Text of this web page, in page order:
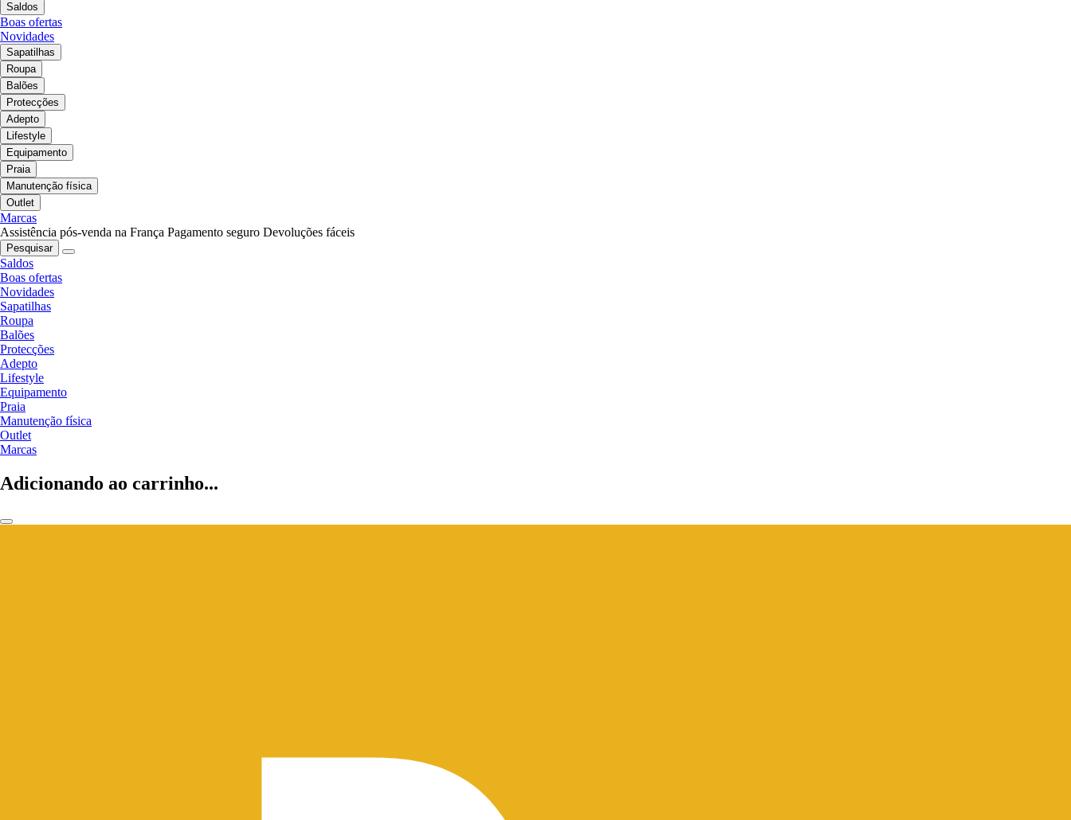
Saldos
Boas ofertas
Novidades
Sapatilhas
Roupa
Balões
Protecções
Adepto
Lifestyle
Equipamento
Praia
Manutenção física
Outlet
Marcas
Assistência pós-venda na França Pagamento seguro Devoluções fáceis
Pesquisar
Saldos
Boas ofertas
Novidades
Sapatilhas
Roupa
Balões
Protecções
Adepto
Lifestyle
Equipamento
Praia
Manutenção física
Outlet
Marcas
Adicionando ao carrinho...